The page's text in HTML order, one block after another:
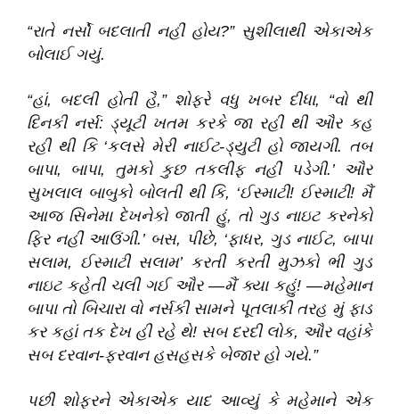
“રાતે નર્સો બદલાતી નહીં હોય?” સુશીલાથી એકાએક
બોલાઈ ગયું.
“હાં, બદલી હોતી હૈ,” શોફરે વધુ ખબર દીધા, “વો થી
દિનકી નર્સ: ડ્યૂટી ખતમ કરકે જા રહી થી ઔર કહ
રહી થી કિ ‘કલસે મેરી નાઈટ-ડ્યુટી હો જાયગી. તબ
બાપા, બાપા, તુમકો કુછ તકલીફ નહીં પડેગી.’ ઔર
સુખલાલ બાબુકો બોલતી થી કિ, ‘ઈસ્માટી! ઈસ્માટી! મૈં
આજ સિનેમા દેખનેકો જાતી હું, તો ગુડ નાઇટ કરનેકો
ફિર નહીં આઉંગી.’ બસ, પીછે, ‘ફાધર, ગુડ નાઈટ, બાપા
સલામ, ઈસ્માટી સલામ’ કરતી કરતી મુઝકો ભી ગુડ
નાઇટ કહેતી ચલી ગઈ ઔર —મૈં ક્યા કહું! —મહેમાન
બાપા તો બિચારા વો નર્સકી સામને પૂતલાકી તરહ મું ફાડ
કર કહાં તક દેખ હી રહે થે! સબ દરદી લોક, ઔર વહાંકે
સબ દરવાન-ફરવાન હસહસકે બેજાર હો ગયે.”
પછી શોફરને એકાએક યાદ આવ્યું કે મહેમાને એક